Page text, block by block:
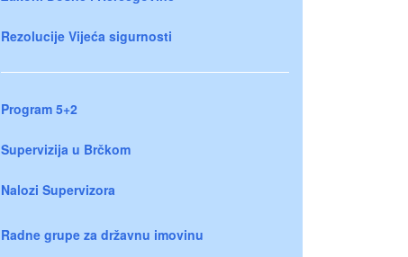
Rezolucije Vijeća sigurnosti
Program 5+2
Supervizija u Brčkom
Nalozi Supervizora
Radne grupe za državnu imovinu